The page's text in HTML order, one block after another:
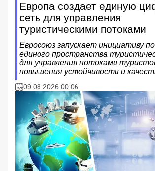
Европа создает единую
сеть для управления
туристическими потоками
Евросоюз запускает инициативу
единого пространства
для управления потоками
повышения устойчивости и
09.08.2026 00:06